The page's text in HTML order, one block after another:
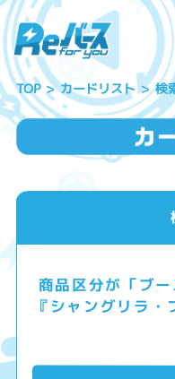
TOP カードリスト 検
商品区分が「ブ
『シャングリラ